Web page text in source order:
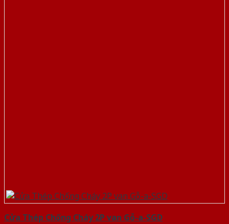
Cửa Thép Chống Cháy 2P van Gỗ-a-SGD